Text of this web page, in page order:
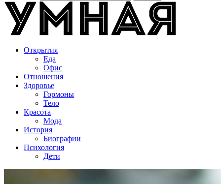
Открытия
Еда
Офис
Отношения
Здоровье
Гормоны
Тело
Красота
Мода
История
Биографии
Психология
Дети